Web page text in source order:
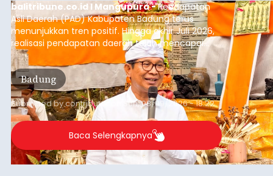
balitribune.co.id I Mangupura -Pendapatan
Asli Daerah (PAD) Kabupaten Badung terus
menunjukkan tren positif. Hingga akhir Juli 2026,
realisasi pendapatan daerah telah mencapai
Rp4,1 triliun atau rata-rata sekitar Rp730 miliar
per bulan, meningkat signifikan dibandingkan
rata-rata penerimaan sebelumnya yang berkisar
Rp350 miliar hingga Rp400 miliar per bulan.
Badung
Submitted bycontributor Sun, 08/09/2026 - 18:22
Baca Selengkapnya